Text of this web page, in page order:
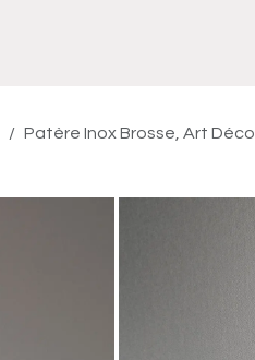
Patère Inox Brosse, Art Déco